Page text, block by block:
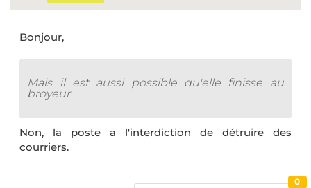
Bonjour,
Mais il est aussi possible qu'elle finisse au
broyeur
Non, la poste a l'interdiction de détruire des
courriers.
0